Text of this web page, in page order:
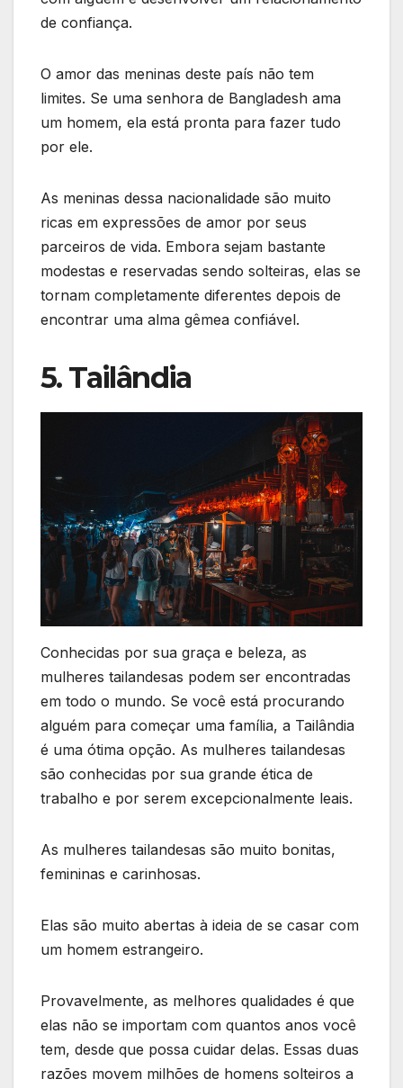
de confiança.
O amor das meninas deste país não tem
limites. Se uma senhora de Bangladesh ama
um homem, ela está pronta para fazer tudo
por ele.
As meninas dessa nacionalidade são muito
ricas em expressões de amor por seus
parceiros de vida. Embora sejam bastante
modestas e reservadas sendo solteiras, elas se
tornam completamente diferentes depois de
encontrar uma alma gêmea confiável.
5. Tailândia
Conhecidas por sua graça e beleza, as
mulheres tailandesas podem ser encontradas
em todo o mundo. Se você está procurando
alguém para começar uma família, a Tailândia
é uma ótima opção. As mulheres tailandesas
são conhecidas por sua grande ética de
trabalho e por serem excepcionalmente leais.
As mulheres tailandesas são muito bonitas,
femininas e carinhosas.
Elas são muito abertas à ideia de se casar com
um homem estrangeiro.
Provavelmente, as melhores qualidades é que
elas não se importam com quantos anos você
tem, desde que possa cuidar delas. Essas duas
razões movem milhões de homens solteiros a